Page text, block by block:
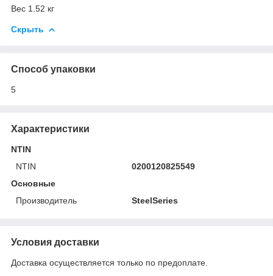
Вес 1.52 кг
Скрыть
Способ упаковки
5
Характеристики
NTIN
NTIN
0200120825549
Основные
Производитель
SteelSeries
Условия доставки
Доставка осуществляется только по предоплате.